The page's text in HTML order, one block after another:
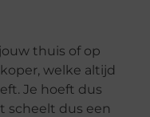
thuis of op
welke altijd
Je hoeft dus
scheelt dus een